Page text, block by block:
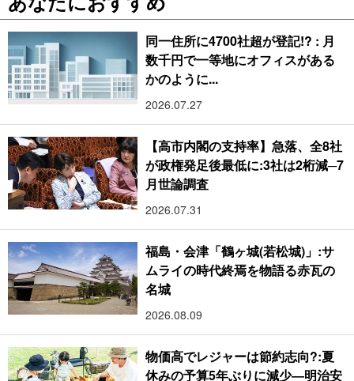
同一住所に4700社超が登記!? : 月
数千円で一等地にオフィスがある
かのように...
2026.07.27
【高市内閣の支持率】急落、全8社
が政権発足後最低に:3社は2桁減─7
月世論調査
2026.07.31
福島・会津「鶴ヶ城(若松城)」:サ
ムライの時代終焉を物語る赤瓦の
名城
2026.08.09
物価高でレジャーは節約志向?:夏
休みの予算5年ぶりに減少―明治安